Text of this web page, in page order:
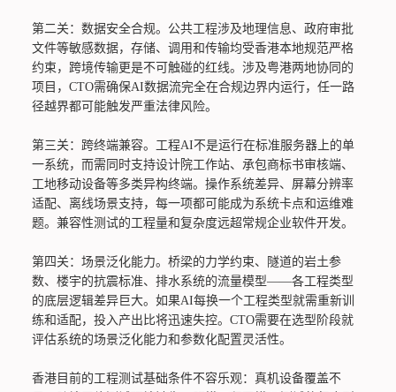
第二关：数据安全合规。公共工程涉及地理信息、政府审批
文件等敏感数据，存储、调用和传输均受香港本地规范严格
约束，跨境传输更是不可触碰的红线。涉及粤港两地协同的
项目，CTO需确保AI数据流完全在合规边界内运行，任一路
径越界都可能触发严重法律风险。
第三关：跨终端兼容。工程AI不是运行在标准服务器上的单
一系统，而需同时支持设计院工作站、承包商标书审核端、
工地移动设备等多类异构终端。操作系统差异、屏幕分辨率
适配、离线场景支持，每一项都可能成为系统卡点和运维难
题。兼容性测试的工程量和复杂度远超常规企业软件开发。
第四关：场景泛化能力。桥梁的力学约束、隧道的岩土参
数、楼宇的抗震标准、排水系统的流量模型——各工程类型
的底层逻辑差异巨大。如果AI每换一个工程类型就需重新训
练和适配，投入产出比将迅速失控。CTO需要在选型阶段就
评估系统的场景泛化能力和参数化配置灵活性。
香港目前的工程测试基础条件不容乐观：真机设备覆盖不